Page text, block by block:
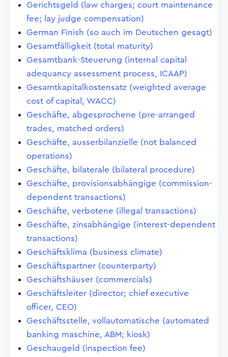
Gerichtsgeld (law charges; court maintenance
fee; lay judge compensation)
German Finish (so auch im Deutschen gesagt)
Gesamtfälligkeit (total maturity)
Gesamtbank-Steuerung (internal capital
adequancy assessment process, ICAAP)
Gesamtkapitalkostensatz (weighted average
cost of capital, WACC)
Geschäfte, abgesprochene (pre-arranged
trades, matched orders)
Geschäfte, ausserbilanzielle (not balanced
operations)
Geschäfte, bilaterale (bilateral procedure)
Geschäfte, provisionsabhängige (commission-
dependent transactions)
Geschäfte, verbotene (illegal transactions)
Geschäfte, zinsabhängige (interest-dependent
transactions)
Geschäftsklima (business climate)
Geschäftspartner (counterparty)
Geschäftshäuser (commercials)
Geschäftsleiter (director; chief executive
officer, CEO)
Geschäftsstelle, vollautomatische (automated
banking maschine, ABM; kiosk)
Geschaugeld (inspection fee)